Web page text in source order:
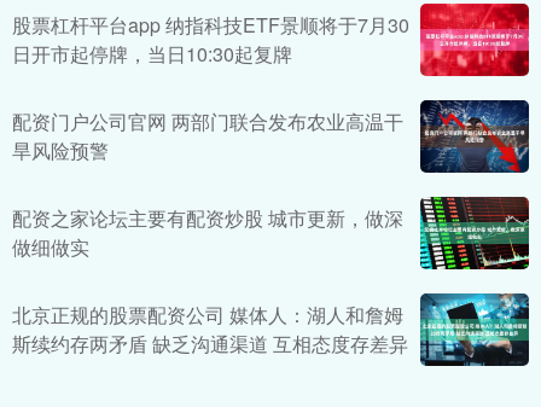
股票杠杆平台app 纳指科技ETF景顺将于7月30
日开市起停牌，当日10:30起复牌
配资门户公司官网 两部门联合发布农业高温干
旱风险预警
配资之家论坛主要有配资炒股 城市更新，做深
做细做实
北京正规的股票配资公司 媒体人：湖人和詹姆
斯续约存两矛盾 缺乏沟通渠道 互相态度存差异